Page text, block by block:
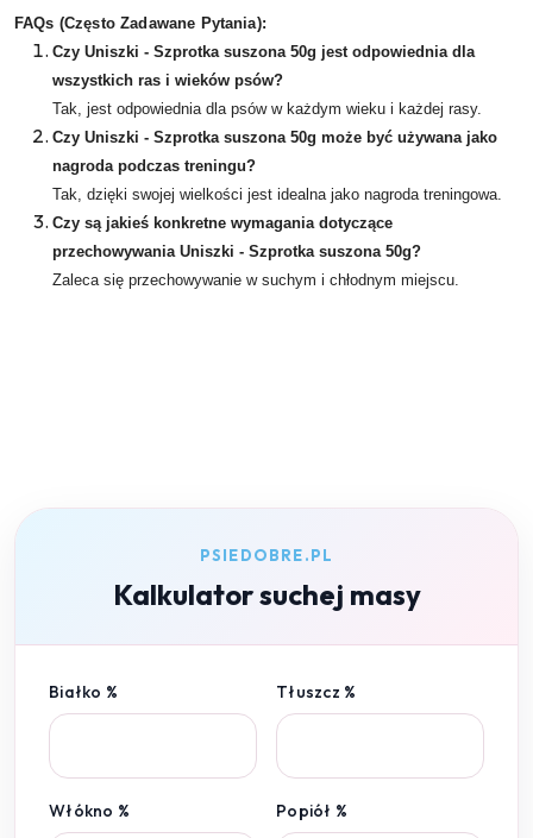
FAQs (Często Zadawane Pytania):
Czy Uniszki - Szprotka suszona 50g jest odpowiednia dla
wszystkich ras i wieków psów?
Tak, jest odpowiednia dla psów w każdym wieku i każdej rasy.
Czy Uniszki - Szprotka suszona 50g może być używana jako
nagroda podczas treningu?
Tak, dzięki swojej wielkości jest idealna jako nagroda treningowa.
Czy są jakieś konkretne wymagania dotyczące
przechowywania Uniszki - Szprotka suszona 50g?
Zaleca się przechowywanie w suchym i chłodnym miejscu.
PSIEDOBRE.PL
Kalkulator suchej masy
Białko % Tłuszcz %
Włókno % Popiół %